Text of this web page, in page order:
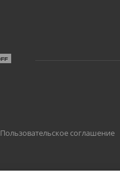
Пользовательское соглашение